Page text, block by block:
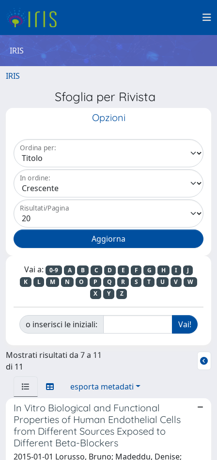
IRIS
IRIS
Sfoglia per Rivista
Opzioni
Ordina per:
In ordine:
Risultati/Pagina
Vai a: 0-9 A B C D E F G H I
J
K
L M N O P Q R S T U V
W
X
Y Z
o inserisci le iniziali:
Mostrati risultati da 7 a 11
di 11
esporta metadati
In Vitro Biological and Functional
Properties of Human Endothelial Cells
from Different Sources Exposed to
Different Beta-Blockers
2015-01-01 Lorusso, Bruno; Madeddu, Denise;